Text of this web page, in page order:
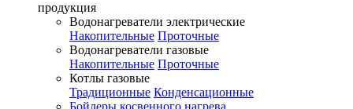
продукция
Водонагреватели электрические
Накопительные Проточные
Водонагреватели газовые
Накопительные Проточные
Котлы газовые
Традиционные Конденсационные
Бойлеры косвенного нагрева